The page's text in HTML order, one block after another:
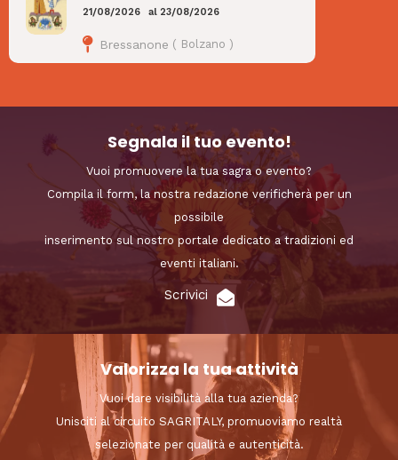
21/08/2026 al 23/08/2026
Bressanone ( Bolzano )
Segnala il tuo evento!
Vuoi promuovere la tua sagra o evento?
Compila il form, la nostra redazione verificherà per un
possibile
inserimento sul nostro portale dedicato a tradizioni ed
eventi italiani.
Scrivici
Valorizza la tua attività
Vuoi dare visibilità alla tua azienda?
Unisciti al circuito SAGRITALY, promuoviamo realtà
selezionate per qualità e autenticità.